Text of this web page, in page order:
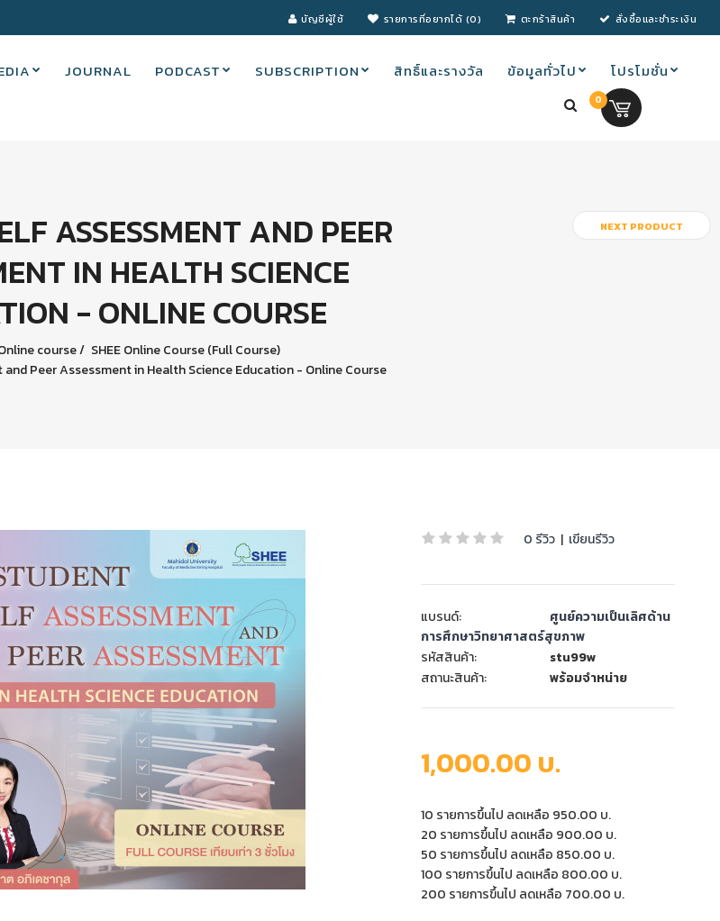
บัญชีผู้ใช้ รายการที่อยากได้ (0) ตะกร้าสินค้า สั่งซื้อและชำระเงิน
JOURNAL PODCAST SUBSCRIPTION สิทธิ์และรางวัล ข้อมูลทั่วไป โปรโมชั่น
0
ASSESSMENT AND PEER
IN HEALTH SCIENCE
- ONLINE COURSE
course
SHEE Online Course (Full Course)
Peer Assessment in Health Science Education - Online Course
NEXT PRODUCT
0 รีวิว | เขียนรีวิว
แบรนด์:
ศูนย์ความเป็นเลิศด้าน
การศึกษาวิทยาศาสตร์สุขภาพ
รหัสสินค้า:
stu99w
สถานะสินค้า:
พร้อมจำหน่าย
1,000.00 บ.
10 รายการขึ้นไป ลดเหลือ 950.00 บ.
20 รายการขึ้นไป ลดเหลือ 900.00 บ.
50 รายการขึ้นไป ลดเหลือ 850.00 บ.
100 รายการขึ้นไป ลดเหลือ 800.00 บ.
200 รายการขึ้นไป ลดเหลือ 700.00 บ.